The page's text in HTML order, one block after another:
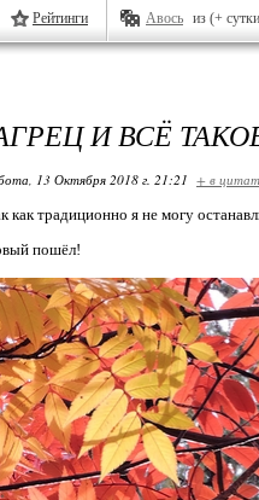
Рейтинги Авось из (+
И ВСЁ
13 Октября 2018 г. 21:21 + в
как традиционно я не могу
пошёл!